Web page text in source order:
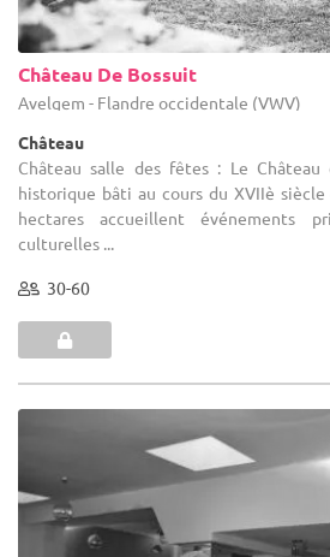
Château De Bossuit
Avelgem - Flandre occidentale (VWV)
Château
Château salle des fêtes : Le Château
historique bâti au cours du XVIIè
hectares accueillent événements
culturelles ...
30-60